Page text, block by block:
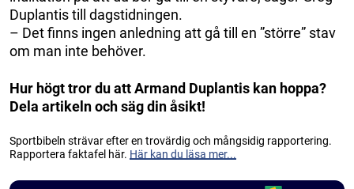
Duplantis till dagstidningen.
– Det finns ingen anledning att gå till en ”större” stav
om man inte behöver.
Hur högt tror du att Armand Duplantis kan hoppa?
Dela artikeln och säg din åsikt!
Sportbibeln strävar efter en trovärdig och mångsidig rapportering.
Rapportera faktafel här. Här kan du läsa mer...